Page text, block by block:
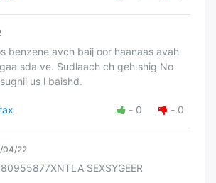
benzene avch baij oor haanaas avah
sda ve. Sudlaach ch geh shig No
us l baishd.
- 0 - 0
04/22
SEXSYGEER